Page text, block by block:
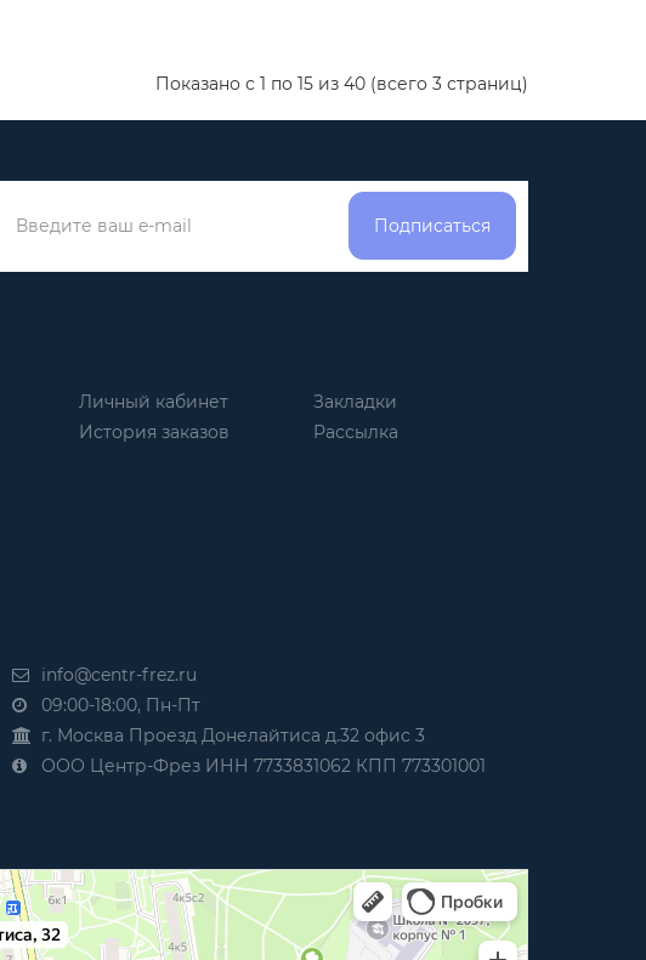
Показано с 1 по 15 из 40 (всего 3 страниц)
Подписаться
Личный кабинет
История заказов
Закладки
Рассылка
info@centr-frez.ru
09:00-18:00, Пн-Пт
г. Москва Проезд Донелайтиса д.32 офис 3
ООО Центр-Фрез ИНН 7733831062 КПП 773301001